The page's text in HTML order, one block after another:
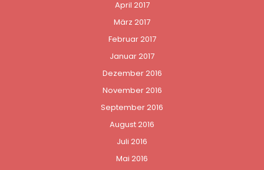
April 2017
März 2017
Februar 2017
Januar 2017
Dezember 2016
November 2016
September 2016
August 2016
Juli 2016
Mai 2016